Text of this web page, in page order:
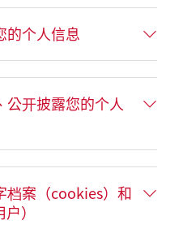
的个人信息
公开披露您的个人
档案（cookies）和
）